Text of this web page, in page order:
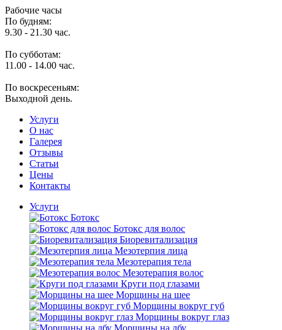
Рабочие часы
По будням:
9.30 - 21.30 час.
По субботам:
11.00 - 14.00 час.
По воскресеньям:
Выходной день.
Услуги
O нас
Галерея
Отзывы
Статьи
Цены
Контакты
Услуги
Ботокс
Ботокс для волос
Биоревитализация
Мезотерпия лица
Мезотерапия тела
Мезотерапия волос
Круги под глазами
Морщины на шее
Морщины вокруг губ
Морщины вокруг глаз
Морщины на лбу